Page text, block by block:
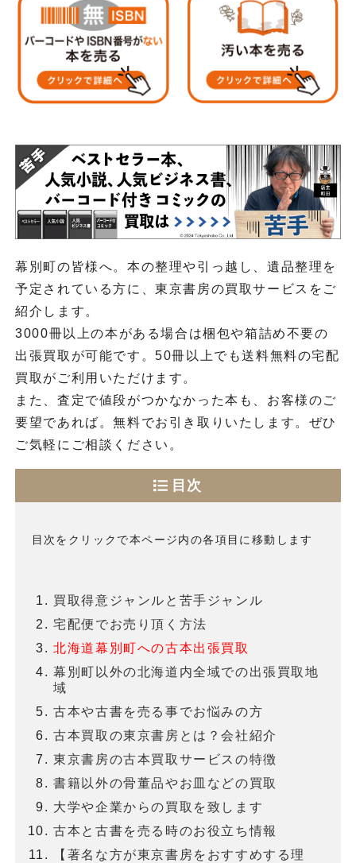
幕別町の皆様へ。本の整理や引っ越し、遺品整理を
予定されている方に、東京書房の買取サービスをご
紹介します。
3000冊以上の本がある場合は梱包や箱詰め不要の
出張買取が可能です。50冊以上でも送料無料の宅配
買取がご利用いただけます。
また、査定で値段がつかなかった本も、お客様のご
要望であれば。無料でお引き取りいたします。ぜひ
ご気軽にご相談ください。
目次
目次をクリックで本ページ内の各項目に移動します
買取得意ジャンルと苦手ジャンル
宅配便でお売り頂く方法
北海道幕別町への古本出張買取
幕別町以外の北海道内全域での出張買取地
域
古本や古書を売る事でお悩みの方
古本買取の東京書房とは？会社紹介
東京書房の古本買取サービスの特徴
書籍以外の骨董品やお皿などの買取
大学や企業からの買取を致します
古本と古書を売る時のお役立ち情報
【著名な方が東京書房をおすすめする理